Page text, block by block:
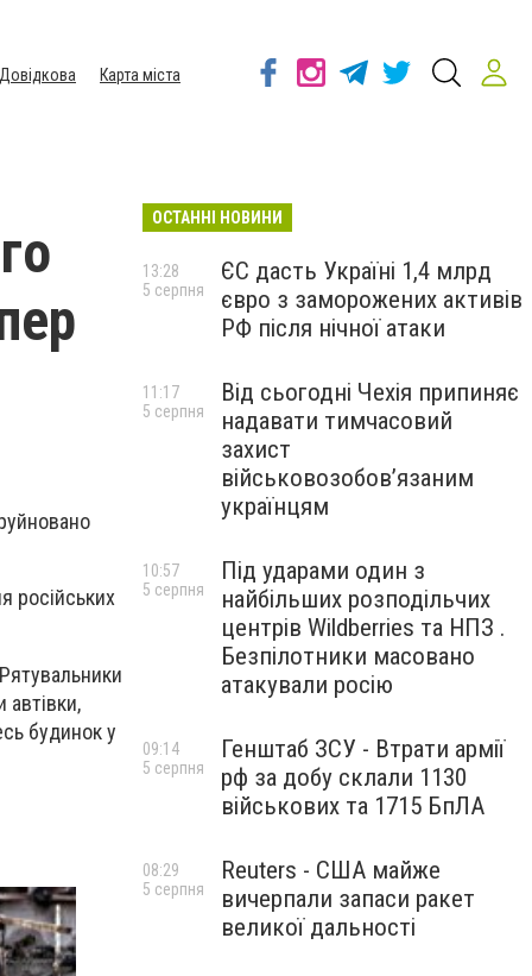
Довідкова Карта міста
російських
будинок у
ОСТАННІ НОВИНИ
ЄС дасть Україні 1,4 млрд
євро з заморожених активів
РФ після нічної атаки
13:28
5 серпня
Від сьогодні Чехія припиняє
надавати тимчасовий
захист
військовозобов’язаним
українцям
11:17
5 серпня
Під ударами один з
найбільших розподільчих
центрів Wildberries та НПЗ .
Безпілотники масовано
атакували росію
10:57
5 серпня
Генштаб ЗСУ - Втрати армії
рф за добу склали 1130
військових та 1715 БпЛА
09:14
5 серпня
Reuters - США майже
вичерпали запаси ракет
великої дальності
08:29
5 серпня